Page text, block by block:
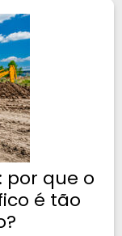
por que o
é tão